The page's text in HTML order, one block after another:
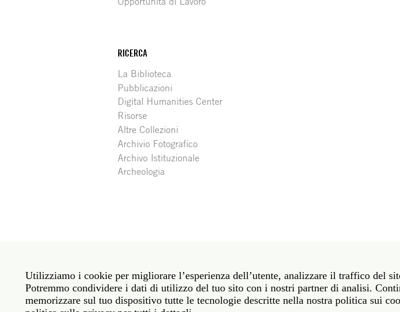
RICERCA
La Biblioteca
Pubblicazioni
Digital Humanities Center
Risorse
Altre Collezioni
Archivio Fotografico
Archivo Istituzionale
Archeologia
media
Roma: Via Angelo Masina 5 00153 Roma ITALIA · t 39 06 58461 · f 39 06
New York: 535 West 22nd Street Third Floor New York NY 10011 · t 212 751
Utilizziamo i cookie per migliorare l’esperienza dell’utente, analizzare il traffico del
Potremmo condividere i dati di utilizzo del tuo sito con i nostri partner di analisi.
memorizzare sul tuo dispositivo tutte le tecnologie descritte nella nostra politica sui